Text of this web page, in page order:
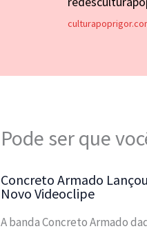
Pode ser que
Concreto Armado Lançou
Novo Videoclipe
A banda Concreto Armado